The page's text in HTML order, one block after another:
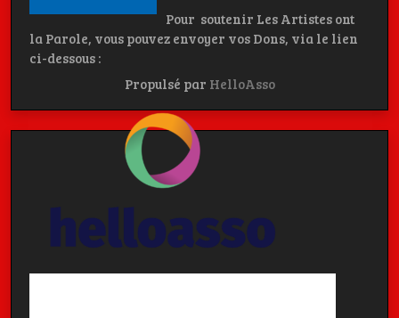
Pour soutenir Les Artistes ont
la Parole, vous pouvez envoyer vos Dons, via le lien
ci-dessous :
Propulsé par HelloAsso